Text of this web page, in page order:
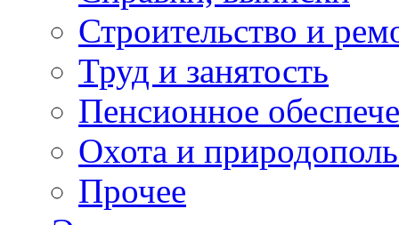
Строительство и
Труд и занятость
Пенсионное
Охота и
Прочее